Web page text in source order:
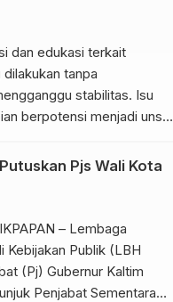
dan edukasi terkait
tanpa
stabilitas. Isu
berpotensi menjadi unsur
Pjs Wali Kota
– Lembaga
Kebijakan Publik (LBH
(Pj) Gubernur Kaltim
Penjabat Sementara